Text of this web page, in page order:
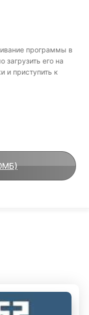
программы в
его на
и приступить к